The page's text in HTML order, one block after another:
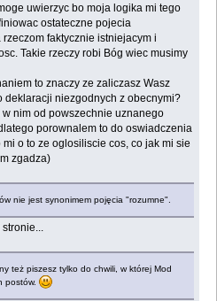
uwierzyc bo moja logika mi tego
ostateczne pojecia
faktycznie istniejacym i
Takie rzeczy robi Bóg wiec musimy
to znaczy ze zaliczasz Wasz
deklaracji niezgodnych z obecnymi?
nim od powszechnie uznanego
porownalem to do oswiadczenia
o to ze oglosiliscie cos, co jak mi sie
zgadza)
nie jest synonimem pojęcia "rozumne".
też piszesz tylko do chwili, w której Mod
postów.